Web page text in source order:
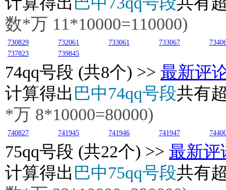
数*万 11*10000=110000)
730829 732061 733061 733067
737823
739845
74qq号段 (共8个) >> 最新评
计算得出 巴中74qq号段共有
*万 8*10000=80000)
740827 741945 741946 741947
75qq号段 (共22个) >> 最新评
计算得出 巴中75qq号段共有